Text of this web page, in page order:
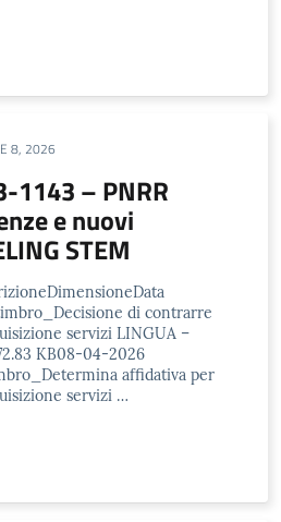
8, 2026
1143 – PNRR
e nuovi
STEM
di contrarre
servizi LINGUA –
KB08-04-2026
affidativa per
servizi …